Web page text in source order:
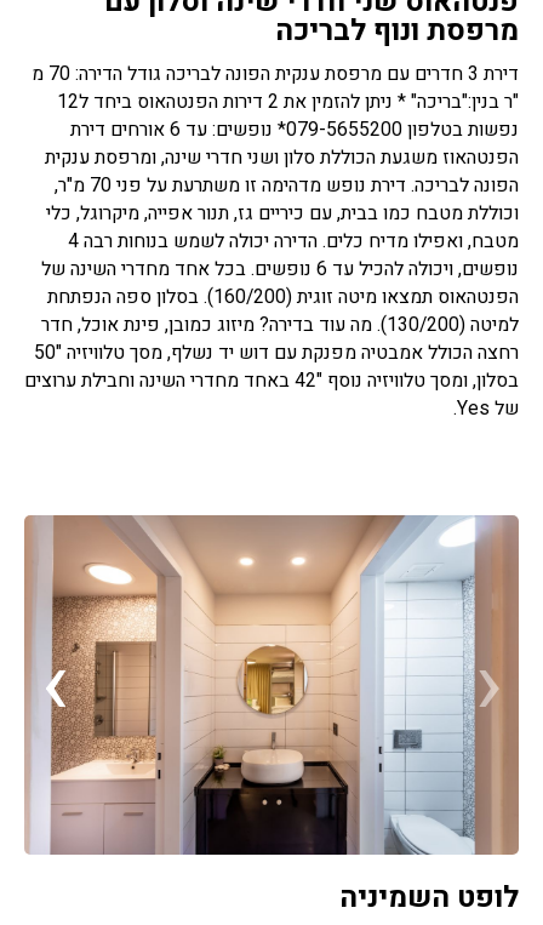
מרפסת ונוף לבריכה
דירת 3 חדרים עם מרפסת ענקית הפונה לבריכה גודל הדירה: 70 מ
"ר בנין:"בריכה" * ניתן להזמין את 2 דירות הפנטהאוס ביחד ל12
נפשות בטלפון 079-5655200* נופשים: עד 6 אורחים דירת
הפנטהאוז משגעת הכוללת סלון ושני חדרי שינה, ומרפסת ענקית
הפונה לבריכה. דירת נופש מדהימה זו משתרעת על פני 70 מ"ר,
וכוללת מטבח כמו בבית, עם כיריים גז, תנור אפייה, מיקרוגל, כלי
מטבח, ואפילו מדיח כלים. הדירה יכולה לשמש בנוחות רבה 4
נופשים, ויכולה להכיל עד 6 נופשים. בכל אחד מחדרי השינה של
הפנטהאוס תמצאו מיטה זוגית (160/200). בסלון ספה הנפתחת
למיטה (130/200). מה עוד בדירה? מיזוג כמובן, פינת אוכל, חדר
רחצה הכולל אמבטיה מפנקת עם דוש יד נשלף, מסך טלוויזיה "50
בסלון, ומסך טלוויזיה נוסף "42 באחד מחדרי השינה וחבילת ערוצים
של Yes.
‹
›
לופט השמיניה